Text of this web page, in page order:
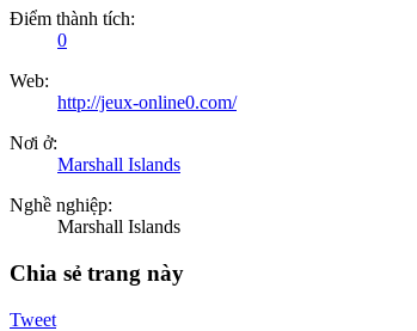
Điểm thành tích:
0
Web:
http://jeux-online0.com/
Nơi ở:
Marshall Islands
Nghề nghiệp:
Marshall Islands
Chia sẻ trang này
Tweet